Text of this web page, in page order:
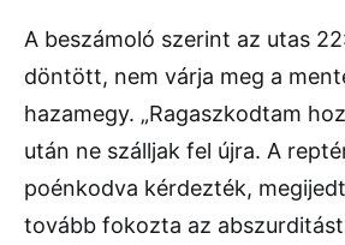
A beszámoló szerint az utas
döntött, nem várja meg a
hazamegy. „Ragaszkodtam
után ne szálljak fel újra. A
poénkodva kérdezték,
tovább fokozta az